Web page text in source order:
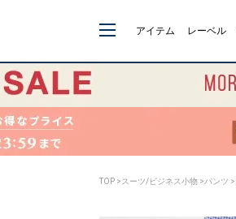
アイテム レーベル
TOP > スーツ/ビジネス小物 >パンツ >